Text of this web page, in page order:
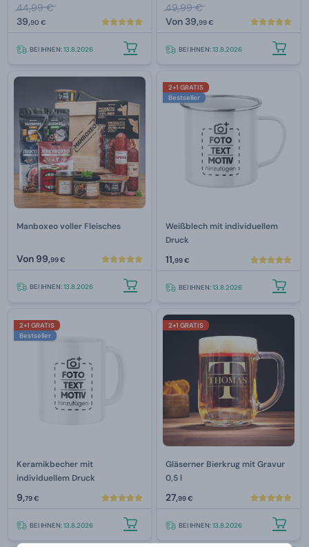
44,99 €
39,90 €
BEI IHNEN:13.8.2026
49,99 €
Von39,99 €
BEI IHNEN:13.8.2026
Manboxeo voller Fleisches
Von 99,99 €
BEI IHNEN:13.8.2026
2+1 GRATIS
Bestseller
Weißblech mit individuellem
Druck
11,99 €
BEI IHNEN:13.8.2026
2+1 GRATIS
Bestseller
Keramikbecher mit
individuellem Druck
9,79 €
BEI IHNEN:13.8.2026
2+1 GRATIS
Gläserner Bierkrug mit Gravur
0,5 l
27,99 €
BEI IHNEN:13.8.2026